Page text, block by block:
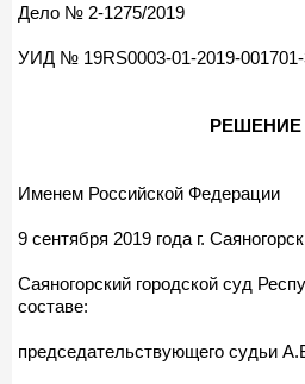
Дело № 2-1275/2019
УИД № 19RS0003-01-2019-
РЕШЕНИЕ
Именем Российской Федерации
9 сентября 2019 года г. Саяногорск
Саяногорский городской суд
составе:
председательствующего судьи